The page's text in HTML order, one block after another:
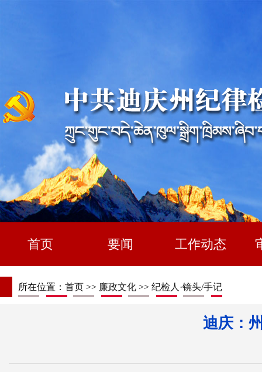
首页 要闻 工作动态
所在位置： 首页 >> 廉政文化 >> 纪检人·镜头/手记
迪庆：